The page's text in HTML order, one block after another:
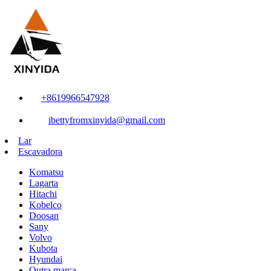
+8619966547928
ibettyfromxinyida@gmail.com
Lar
Escavadora
Komatsu
Lagarta
Hitachi
Kobelco
Doosan
Sany
Volvo
Kubota
Hyundai